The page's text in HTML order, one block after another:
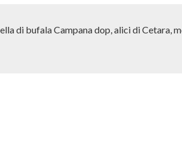
di bufala Campana dop, alici di Cetara,